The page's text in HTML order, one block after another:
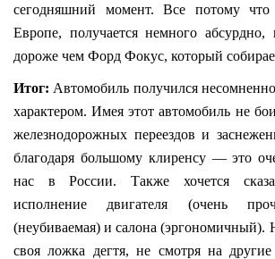
сегодняшний момент. Все потому что
Европе, получается немного абсурдно,
дороже чем Форд Фокус, который
Итог: Автомобиль получился
характером. Имея этот автомобиль не
железнодорожных переездов и
благодаря большому клиренсу — это
нас в России. Также хочется
исполнение двигателя (очень
(неубиваемая) и салона (эргономичный).
своя ложка дегтя, не смотря на